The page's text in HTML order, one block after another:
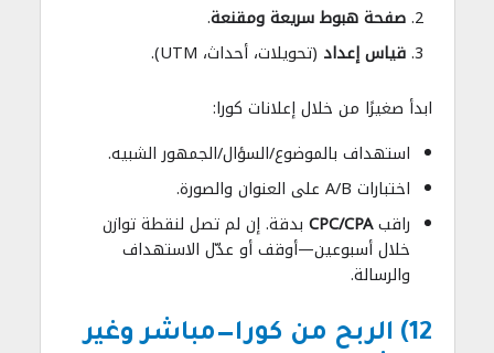
صفحة هبوط سريعة ومقنعة.
قياس إعداد (تحويلات، أحداث، UTM).
ابدأ صغيرًا من خلال إعلانات كورا:
استهداف بالموضوع/السؤال/الجمهور الشبيه.
اختبارات A/B على العنوان والصورة.
راقبCPC/CPA بدقة. إن لم تصل لنقطة توازن
خلال أسبوعين—أوقف أو عدّل الاستهداف
والرسالة.
12) الربح من كورا—مباشر وغير